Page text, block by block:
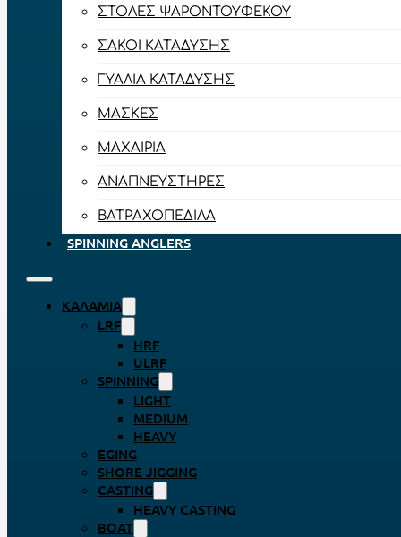
ΣΤΟΛΈΣ ΨΑΡΟΝΤΟΎΦΕΚΟΥ
ΣΆΚΟΙ ΚΑΤΆΔΥΣΗΣ
ΓΥΑΛΙΆ ΚΑΤΆΔΥΣΗΣ
ΜΆΣΚΕΣ
ΜΑΧΑΊΡΙΑ
ΑΝΑΠΝΕΥΣΤΉΡΕΣ
ΒΑΤΡΑΧΟΠΈΔΙΛΑ
SPINNING ANGLERS
ΚΑΛΆΜΙΑ
LRF
HRF
ULRF
SPINNING
LIGHT
MEDIUM
HEAVY
EGING
SHORE JIGGING
CASTING
HEAVY CASTING
BOAT